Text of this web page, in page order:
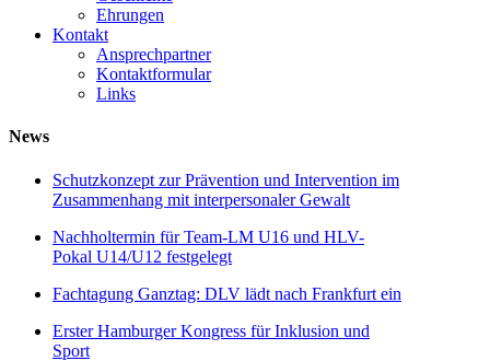
Ehrungen
Kontakt
Ansprechpartner
Kontaktformular
Links
News
Schutzkonzept zur Prävention und Intervention im
Zusammenhang mit interpersonaler Gewalt
Nachholtermin für Team-LM U16 und HLV-
Pokal U14/U12 festgelegt
Fachtagung Ganztag: DLV lädt nach Frankfurt ein
Erster Hamburger Kongress für Inklusion und
Sport